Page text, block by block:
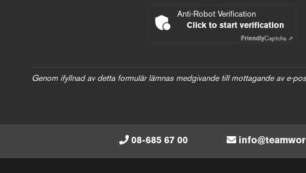
Anti-Robot Verification
Click to start verification
FriendlyCaptcha ⇗
Genom ifyllnad av detta formulär lämnas medgivande till mottagande av e-
08-685 67 00